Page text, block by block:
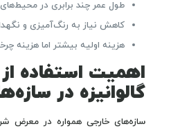
طول عمر چند برابری در محیط‌های
کاهش نیاز به رنگ‌آمیزی و
هزینه اولیه بیشتر اما هزینه
اهمیت استفاده
گالوانیزه در
سازه‌های خارجی همواره در معرض